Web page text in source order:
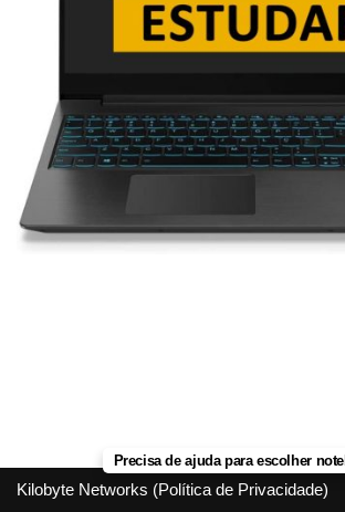
Kilobyte Networks (Política de Privacidade)
Precisa de ajuda para escolher